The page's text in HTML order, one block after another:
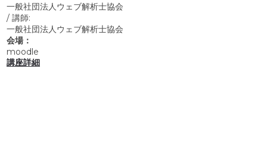
一般社団法人ウェブ解析士協会
/ 講師:
一般社団法人ウェブ解析士協会
会場：
moodle
講座詳細